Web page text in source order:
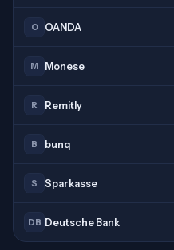
O OANDA
M Monese
R Remitly
B bunq
S Sparkasse
DB Deutsche Bank